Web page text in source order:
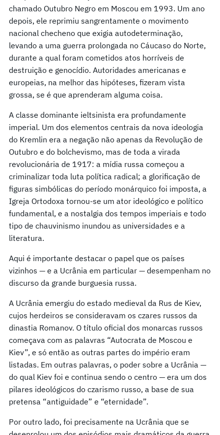
chamado Outubro Negro em Moscou em 1993. Um ano
depois, ele reprimiu sangrentamente o movimento
nacional checheno que exigia autodeterminação,
levando a uma guerra prolongada no Cáucaso do Norte,
durante a qual foram cometidos atos horríveis de
destruição e genocídio. Autoridades americanas e
europeias, na melhor das hipóteses, fizeram vista
grossa, se é que aprenderam alguma coisa.
A classe dominante ieltsinista era profundamente
imperial. Um dos elementos centrais da nova ideologia
do Kremlin era a negação não apenas da Revolução de
Outubro e do bolchevismo, mas de toda a virada
revolucionária de 1917: a mídia russa começou a
criminalizar toda luta política radical; a glorificação de
figuras simbólicas do período monárquico foi imposta, a
Igreja Ortodoxa tornou-se um ator ideológico e político
fundamental, e a nostalgia dos tempos imperiais e todo
tipo de chauvinismo inundou as universidades e a
literatura.
Aqui é importante destacar o papel que os países
vizinhos — e a Ucrânia em particular — desempenham no
discurso da grande burguesia russa.
A Ucrânia emergiu do estado medieval da Rus de Kiev,
cujos herdeiros se consideravam os czares russos da
dinastia Romanov. O título oficial dos monarcas russos
começava com as palavras “Autocrata de Moscou e
Kiev”, e só então as outras partes do império eram
listadas. Em outras palavras, o poder sobre a Ucrânia —
do qual Kiev foi e continua sendo o centro — era um dos
pilares ideológicos do czarismo russo, a base de sua
pretensa “antiguidade” e “eternidade”.
Por outro lado, foi precisamente na Ucrânia que se